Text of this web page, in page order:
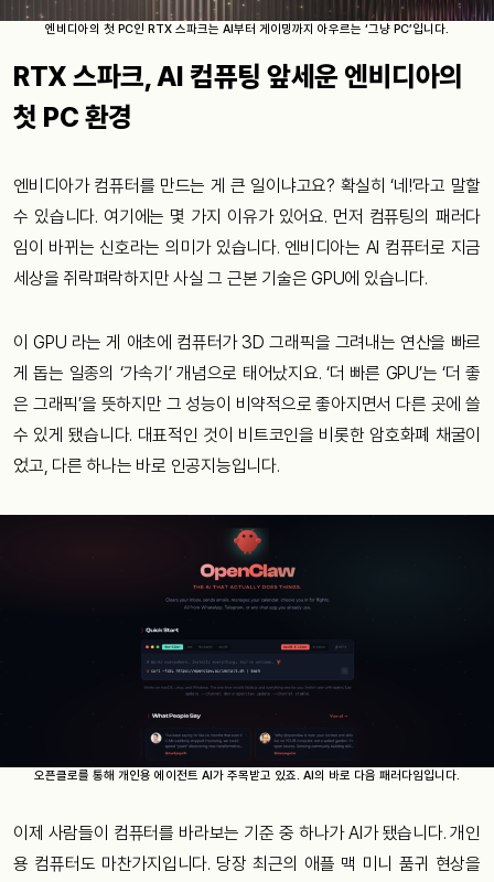
엔비디아의 첫 PC인 RTX 스파크는 AI부터 게이밍까지 아우르는 ‘그냥 PC’입니다.
RTX 스파크, AI 컴퓨팅 앞세운 엔비디아의
첫 PC 환경
엔비디아가 컴퓨터를 만드는 게 큰 일이냐고요? 확실히 ‘네!’라고 말할
수 있습니다. 여기에는 몇 가지 이유가 있어요. 먼저 컴퓨팅의 패러다
임이 바뀌는 신호라는 의미가 있습니다. 엔비디아는 AI 컴퓨터로 지금
세상을 쥐락펴락하지만 사실 그 근본 기술은 GPU에 있습니다.
이 GPU 라는 게 애초에 컴퓨터가 3D 그래픽을 그려내는 연산을 빠르
게 돕는 일종의 ‘가속기’ 개념으로 태어났지요. ‘더 빠른 GPU’는 ‘더 좋
은 그래픽’을 뜻하지만 그 성능이 비약적으로 좋아지면서 다른 곳에 쓸
수 있게 됐습니다. 대표적인 것이 비트코인을 비롯한 암호화폐 채굴이
었고, 다른 하나는 바로 인공지능입니다.
오픈클로를 통해 개인용 에이전트 AI가 주목받고 있죠. AI의 바로 다음 패러다임입니다.
이제 사람들이 컴퓨터를 바라보는 기준 중 하나가 AI가 됐습니다. 개인
용 컴퓨터도 마찬가지입니다. 당장 최근의 애플 맥 미니 품귀 현상을